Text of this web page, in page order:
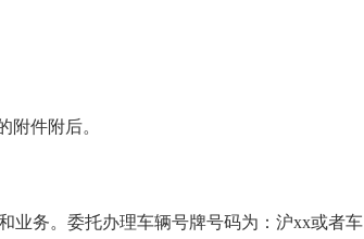
附件附后。
业务。委托办理车辆号牌号码为：沪xx或者车